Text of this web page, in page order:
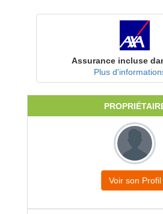
Assurance incluse
Plus
Voir son Profil